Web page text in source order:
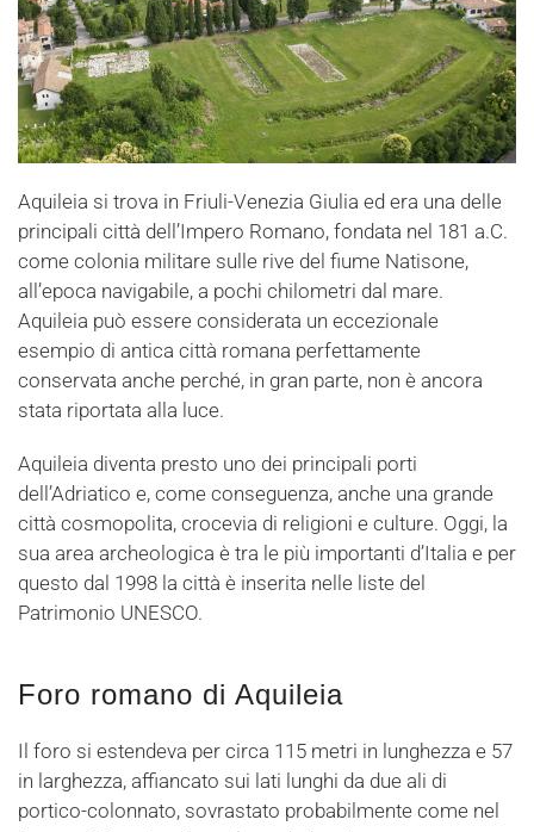
Aquileia si trova in Friuli-Venezia Giulia ed era una delle
principali città dell’Impero Romano, fondata nel 181 a.C.
come colonia militare sulle rive del fiume Natisone,
all’epoca navigabile, a pochi chilometri dal mare.
Aquileia può essere considerata un eccezionale
esempio di antica città romana perfettamente
conservata anche perché, in gran parte, non è ancora
stata riportata alla luce.
Aquileia diventa presto uno dei principali porti
dell’Adriatico e, come conseguenza, anche una grande
città cosmopolita, crocevia di religioni e culture. Oggi, la
sua area archeologica è tra le più importanti d’Italia e per
questo dal 1998 la città è inserita nelle liste del
Patrimonio UNESCO.
Foro romano di Aquileia
Il foro si estendeva per circa 115 metri in lunghezza e 57
in larghezza, affiancato sui lati lunghi da due ali di
portico-colonnato, sovrastato probabilmente come nel